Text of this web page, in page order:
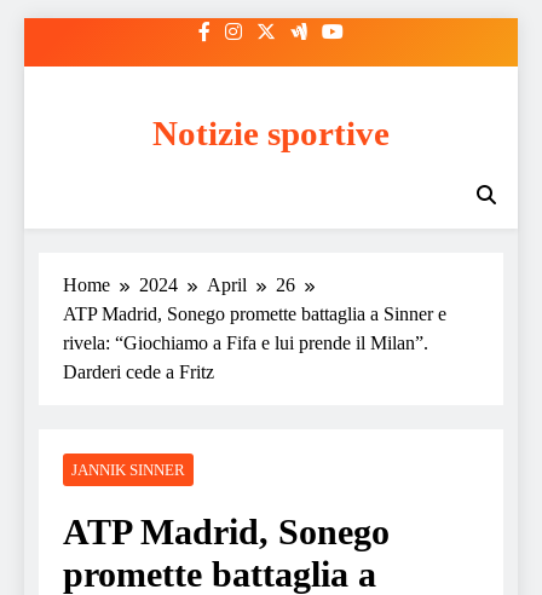
Notizie sportive
Home 2024 April
26
ATP Madrid, Sonego promette battaglia a Sinner e
rivela: “Giochiamo a Fifa e lui prende il Milan”.
Darderi cede a Fritz
JANNIK SINNER
ATP Madrid, Sonego
promette battaglia a